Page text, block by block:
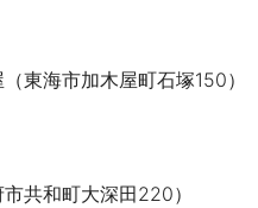
東海市加木屋町石塚150）
共和町大深田220）